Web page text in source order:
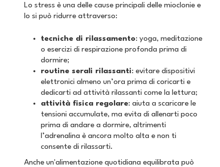
Lo stress è una delle cause principali delle mioclonie e
lo si può ridurre attraverso:
tecniche di rilassamento: yoga, meditazione
o esercizi di respirazione profonda prima di
dormire;
routine serali rilassanti: evitare dispositivi
elettronici almeno un’ora prima di coricarti e
dedicarti ad attività rilassanti come la lettura;
attività fisica regolare: aiuta a scaricare le
tensioni accumulate, ma evita di allenarti poco
prima di andare a dormire, altrimenti
l’adrenalina è ancora molto alta e non ti
consente di rilassarti.
Anche un'alimentazione quotidiana equilibrata può